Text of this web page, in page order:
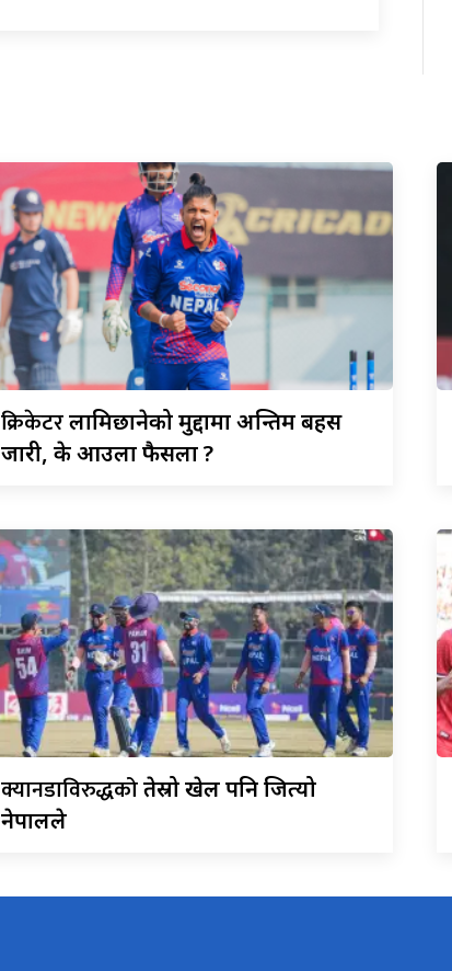
क्रिकेटरलामिछानेको मुद्दामा अन्तिम बहस
जारी, के आउला फैसला ?
क्यानडाविरुद्धकोतेस्रो खेल पनि जित्यो
नेपालले